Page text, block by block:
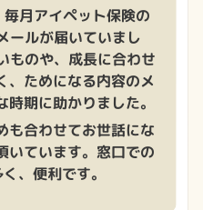
月アイペット保険の
ールが届いていまし
ものや、成長に合わせ
、ためになる内容のメ
期に助かりました。
も合わせてお世話にな
いています。窓口での
、便利です。